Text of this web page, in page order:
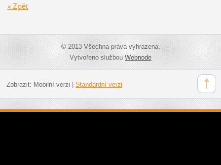
« Zpět
© 2013 Všechna práva vyhrazena.
Vytvořeno službouWebnode
Zobrazit: Mobilní verzi Standardní verzi